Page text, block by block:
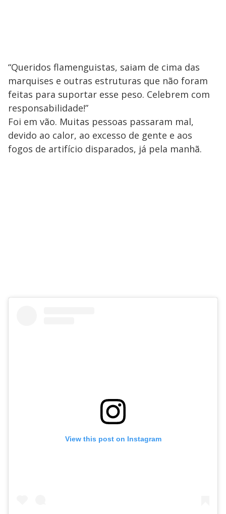
“Queridos flamenguistas, saiam de cima das
marquises e outras estruturas que não foram
feitas para suportar esse peso. Celebrem com
responsabilidade!”
Foi em vão. Muitas pessoas passaram mal,
devido ao calor, ao excesso de gente e aos
fogos de artifício disparados, já pela manhã.
View this post on Instagram